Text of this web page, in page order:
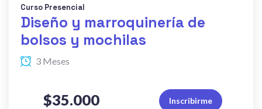
Curso Presencial
Diseño y marroquinería de
bolsos y mochilas
3 Meses
$35.000 Inscribirme